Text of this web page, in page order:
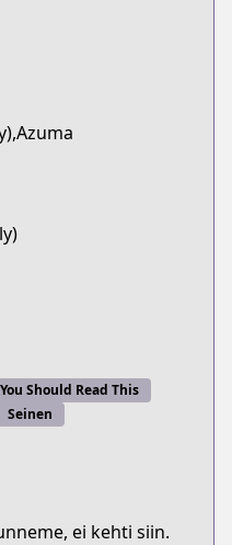
Should Read This
Seinen
ei kehti siin.